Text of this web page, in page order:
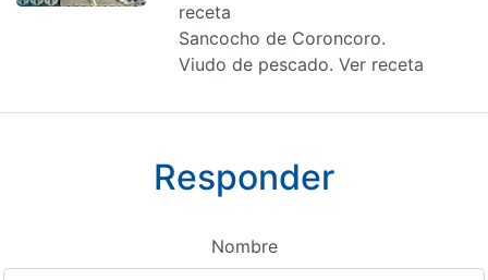
receta
Sancocho de Coroncoro.
Viudo de pescado. Ver receta
Responder
Nombre